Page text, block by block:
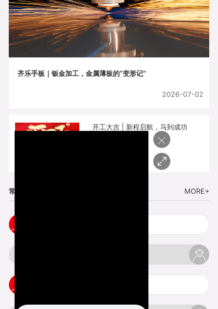
齐乐手板｜钣金加工，金属薄板的“变形记”
2026-07-02
开工大吉 | 新程启航，马到成功
常见问题 MORE+
×